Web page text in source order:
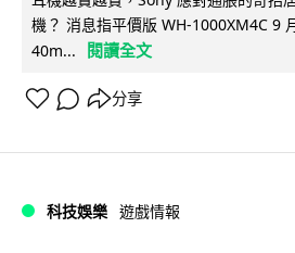
機？ 消息指平價版 WH-1000XM4C 9
40m...
閱讀全文
分享
科技娛樂 遊戲情報